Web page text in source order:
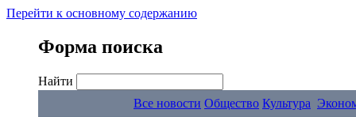
Перейти к основному содержанию
Форма поиска
Найти
Все новости Общество Культура